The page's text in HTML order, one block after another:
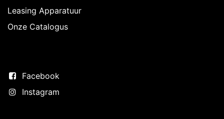
Leasing Apparatuur
Onze Catalogus
Facebook
Instagram